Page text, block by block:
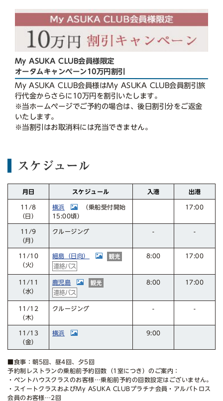
My ASUKA CLUB会員様限定
オータムキャンペーン10万円割引
My ASUKA CLUB会員様はMy ASUKA CLUB会員割引旅
行代金からさらに10万円を割引いたします。
※当ホームページでご予約の場合は、後日割引分をご返金
いたします。
※当割引はお取消料には充当できません。
スケジュール
月日 スケジュール 入港 出港
11/8
（日）
横浜 （乗船受付開始
15:00頃）
17:00
11/9
（月）
クルージング - -
11/10
（火）
細島（日向） 8:00 17:00
11/11
（水）
鹿児島 8:00 17:00
11/12
（木）
クルージング - -
11/13
（金）
横浜 9:00
■食事：朝5回、昼4回、夕5回
予約制レストランの乗船前予約回数（1室につき）のご案内：
・ペントハウスクラスのお客様…乗船前予約の回数設定はございません。
・スイートクラスおよびMy ASUKA CLUBプラチナ会員・アルバトロス
会員のお客様…2回